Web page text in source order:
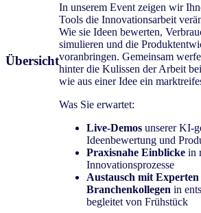
Übersicht
In unserem Event zeigen wir
Tools die Innovationsarbeit
Wie sie Ideen bewerten,
simulieren und die
voranbringen. Gemeinsam
hinter die Kulissen der Arbeit
wie aus einer Idee ein
Was Sie erwartet:
Live-Demos unserer KI-
Ideenbewertung und
Praxisnahe Einblicke in
Innovationsprozesse
Austausch mit
Branchenkollegen in
begleitet von Frühstück